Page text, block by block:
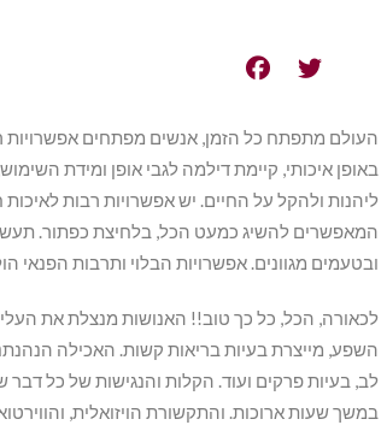
העולם מתפתח כל הזמן, אנשים מפתחים אפשרויות
באופן איכותי, קיימת דילמה לגבי אופן ומידת
ליהנות ולהקל על החיים. יש אפשרויות רבות
המאפשרים להשיג כמעט הכל, בלחיצת כפתור.
ובטעמים מגוונים. אפשרויות הבלוי ותרבות הפנאי
לכאורה, הכל, כל כך טוב!! האנושות מנצלת את
השפע, מייצרת בעיות בריאות קשות. האכילה
לב, בעיות פרקים ועוד. הקלות והנגישות של כל
במשך שעות ארוכות. והתקשורת הויזואלית,